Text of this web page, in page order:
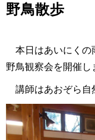
野鳥散歩
本日はあいにくの
野鳥観察会を開催し
講師はあおぞら自